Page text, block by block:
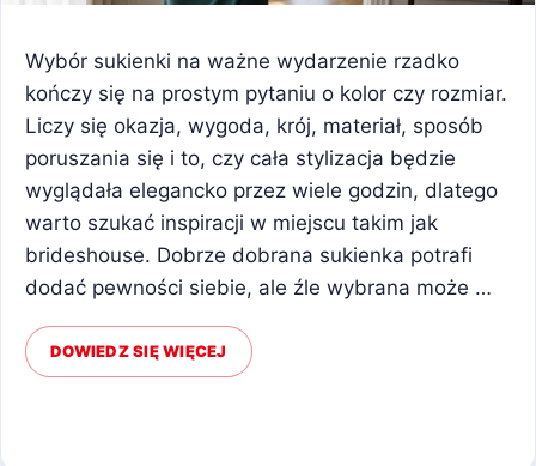
Wybór sukienki na ważne wydarzenie rzadko
kończy się na prostym pytaniu o kolor czy rozmiar.
Liczy się okazja, wygoda, krój, materiał, sposób
poruszania się i to, czy cała stylizacja będzie
wyglądała elegancko przez wiele godzin, dlatego
warto szukać inspiracji w miejscu takim jak
brideshouse. Dobrze dobrana sukienka potrafi
dodać pewności siebie, ale źle wybrana może …
DOWIEDZ SIĘ WIĘCEJ